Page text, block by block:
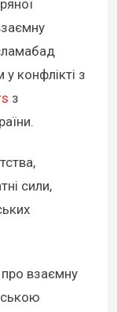
конфлікті з
з
сили,
взаємну